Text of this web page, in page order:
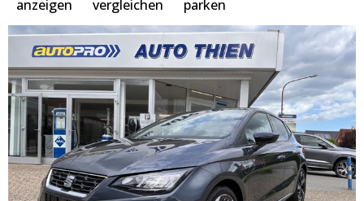
anzeigen vergleichen parken